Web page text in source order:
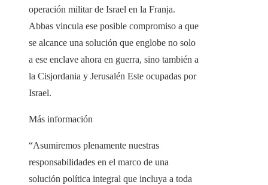
operación militar de Israel en la Franja.
Abbas vincula ese posible compromiso a que
se alcance una solución que englobe no solo
a ese enclave ahora en guerra, sino también a
la Cisjordania y Jerusalén Este ocupadas por
Israel.
Más información
“Asumiremos plenamente nuestras
responsabilidades en el marco de una
solución política integral que incluya a toda